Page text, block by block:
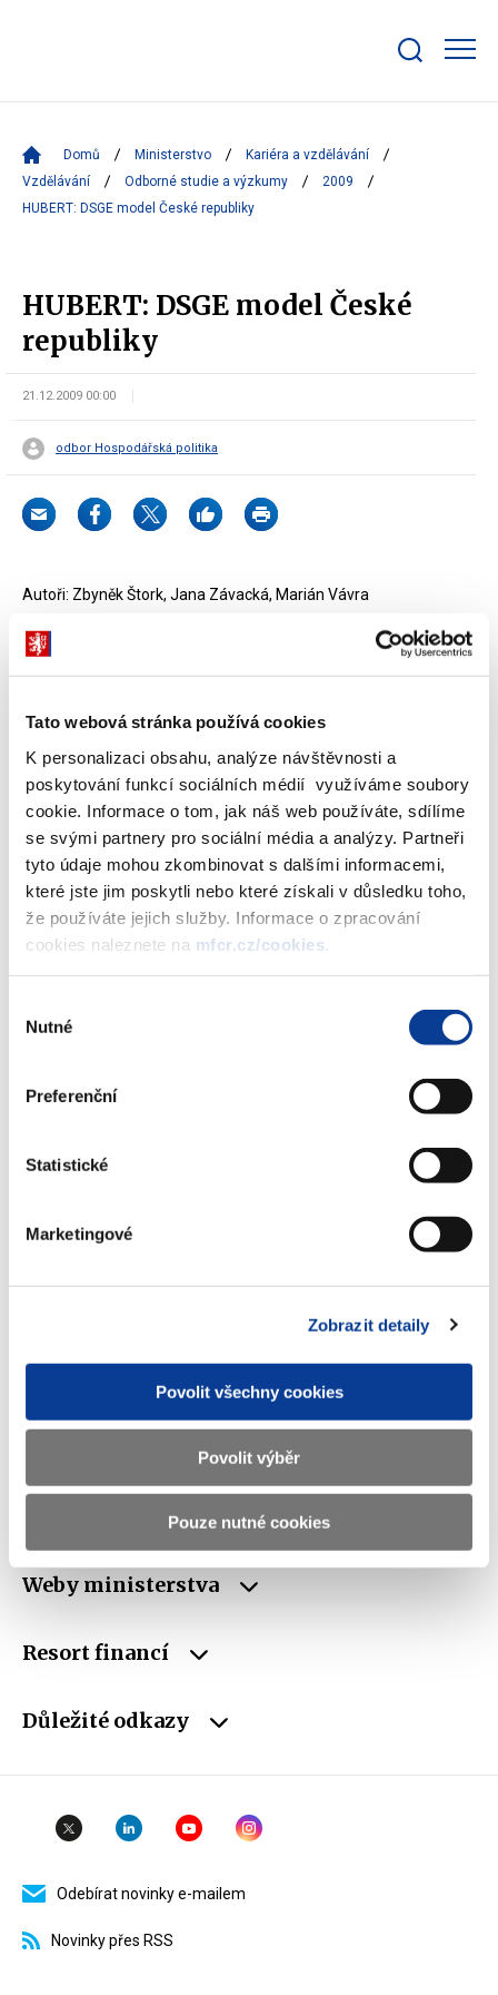
Tato webová stránka používá cookies
K personalizaci obsahu, analýze návštěvnosti a
poskytování funkcí sociálních médií využíváme soubory
cookie. Informace o tom, jak náš web používáte, sdílíme
se svými partnery pro sociální média a analýzy. Partneři
tyto údaje mohou zkombinovat s dalšími informacemi,
které jste jim poskytli nebo které získali v důsledku toho,
že používáte jejich služby. Informace o zpracování
cookies naleznete na mfcr.cz/cookies
souhlasu
Nutné
Preferenční
Statistické
Marketingové
Zobrazit detaily
Povolit všechny cookies
Povolit výběr
Pouze nutné cookies
bar
Domů Ministerstvo
Kariéra a vzdělávání
Vzdělávání
Odborné studie a výzkumy
2009
HUBERT: DSGE model České republiky
HUBERT: DSGE model České
republiky
21.12.2009 00:00
odbor Hospodářská politika
Autoři: Zbyněk Štork, Jana Závacká, Marián Vávra
Dokumenty ke stažení
HUBERT: DSGE model České republiky
Stáhnout vybrané (0 )
Zobrazeno197 × Doporučeno669 ×
00006947
ID Datové
xzeaauv
Weby ministerstva
Resort financí
Důležité odkazy
Odebírat novinky e-mailem
Novinky přes RSS